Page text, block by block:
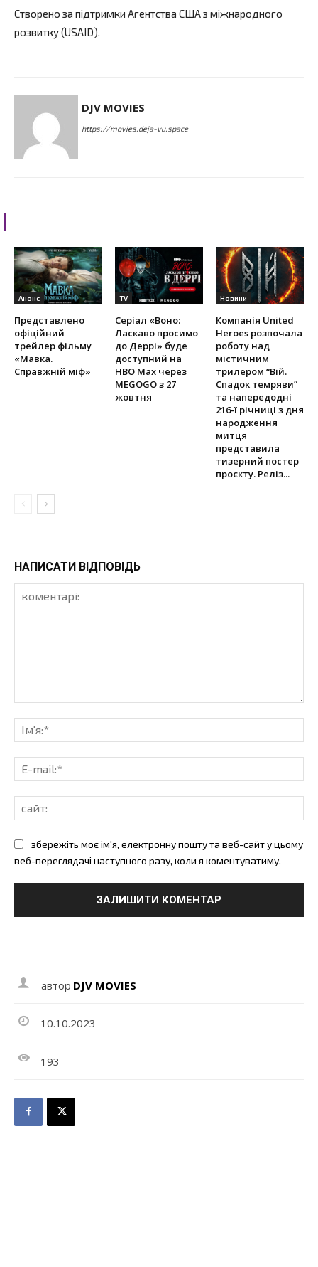
Створено за підтримки Агентства США з міжнародного
розвитку (USAID).
DJV MOVIES
https://movies.deja-vu.space
Анонс
Представлено
офіційний
трейлер фільму
«Мавка.
Справжній міф»
TV
Серіал «Воно:
Ласкаво просимо
до Деррі» буде
доступний на
HBO Max через
MEGOGO з 27
жовтня
Новини
Компанія United
Heroes розпочала
роботу над
містичним
трилером “Вій.
Спадок темряви”
та напередодні
216-ї річниці з дня
народження
митця
представила
тизерний постер
проєкту. Реліз...
НАПИСАТИ ВІДПОВІДЬ
збережіть моє ім'я, електронну пошту та веб-сайт у цьому
веб-переглядачі наступного разу, коли я коментуватиму.
автор DJV MOVIES
10.10.2023
193